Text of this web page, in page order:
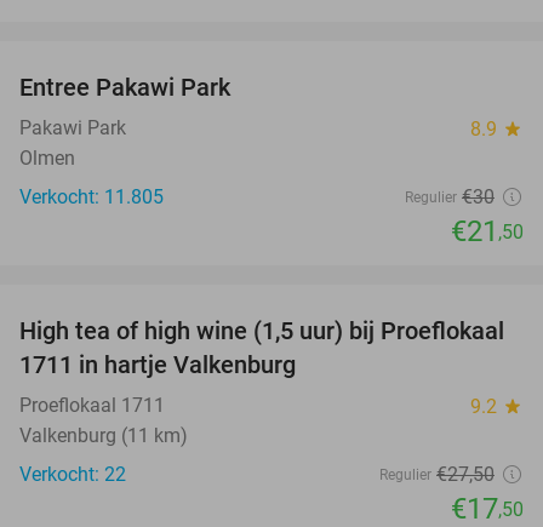
Entree Pakawi Park
Pakawi Park 8.9 star
Olmen
Verkocht: 11.805
Regulier €30
€21 ,50
36%
High tea of high wine (1,5 uur) bij Proeflokaal
1711 in hartje Valkenburg
Proeflokaal 1711 9.2 star
Valkenburg (11 km)
Verkocht: 22
Regulier €27,50
€17,50